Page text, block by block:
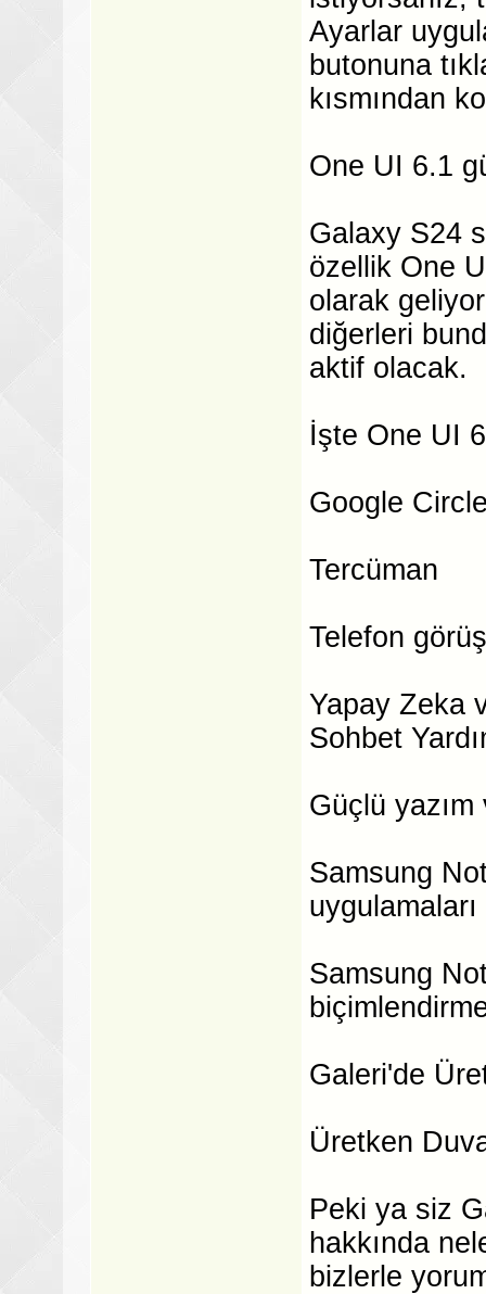
Ayarlar
butonuna
kısmından
One UI 6.1
Galaxy S24
özellik One
olarak
diğerleri
aktif olacak.
İşte One UI
Google
Tercüman
Telefon
Yapay Zeka
Sohbet
Güçlü
Samsung
Samsung
Galeri'de
Üretken
Peki ya siz
hakkında
bizlerle